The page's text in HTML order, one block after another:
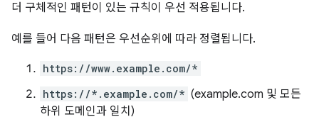
더 구체적인 패턴이 있는 규칙이 우선 적용됩니다.
예를 들어 다음 패턴은 우선순위에 따라 정렬됩니다.
https://www.example.com/*
https://*.example.com/* (example.com 및 모든
하위 도메인과 일치)